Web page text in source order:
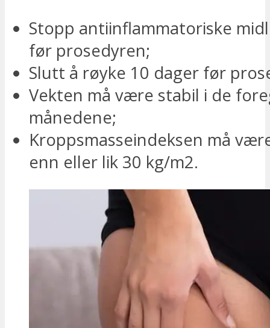
Stopp antiinflammatoriske
før prosedyren;
Slutt å røyke 10 dager før
Vekten må være stabil i de
månedene;
Kroppsmasseindeksen må
enn eller lik 30 kg/m2.